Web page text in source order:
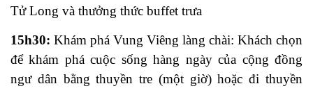
Tử Long và thưởng thức buffet trưa
15h30: Khám phá Vung Viêng làng chài: Khách chọn
để khám phá cuộc sống hàng ngày của cộng đồng
ngư dân bằng thuyền tre (một giờ) hoặc đi thuyền